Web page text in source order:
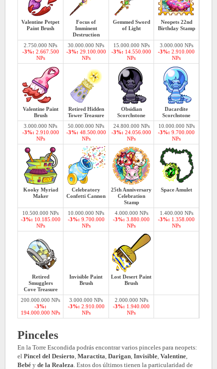
Valentine Petpet
Paint Brush
Focus of
Imminent
Destruction
Gemmed Sword
of Light
Neopets 22nd
Birthday Stamp
2.750.000 NPs
-3%: 2.667.500
NPs
30.000.000 NPs
-3%: 29.100.000
NPs
15.000.000 NPs
-3%: 14.550.000
NPs
3.000.000 NPs
-3%: 2.910.000
NPs
Valentine Paint
Brush
Retired Hidden
Tower Treasure
Obsidian
Scorchstone
Dacardite
Scorchstone
3.000.000 NPs
-3%: 2.910.000
NPs
50.000.000 NPs
-3%: 48.500.000
NPs
24.800.000 NPs
-3%: 24.056.000
NPs
10.000.000 NPs
-3%: 9.700.000
NPs
Kooky Myriad
Maker
Celebratory
Confetti Cannon
25th Anniversary
Celebration
Stamp
Space Amulet
10.500.000 NPs
-3%: 10.185.000
NPs
10.000.000 NPs
-3%: 9.700.000
NPs
4.000.000 NPs
-3%: 3.880.000
NPs
1.400.000 NPs
-3%: 1.358.000
NPs
Retired
Smugglers
Cove Treasure
Invisible Paint
Brush
Lost Desert Paint
Brush
200.000.000 NPs
-3%:
194.000.000 NPs
3.000.000 NPs
-3%: 2.910.000
NPs
2.000.000 NPs
-3%: 1.940.000
NPs
Pinceles
En la Torre Escondida podrás encontrar varios pinceles para neopets:
el Pincel del Desierto Maractita Darigan Invisible Valentine
Bebé y de la Realeza . Estos dos últimos tienen la particularidad de